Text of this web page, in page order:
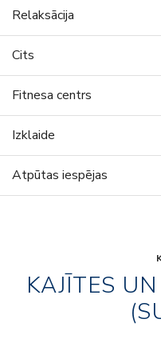
Relaksācija
Cits
Fitnesa centrs
Izklaide
Atpūtas iespējas
KAJĪTES